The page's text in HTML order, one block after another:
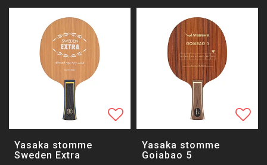
Lägg till i favoritlistan
Lägg till i favoritlistan
Yasaka stomme
Sweden Extra
Yasaka stomme
Goiabao 5